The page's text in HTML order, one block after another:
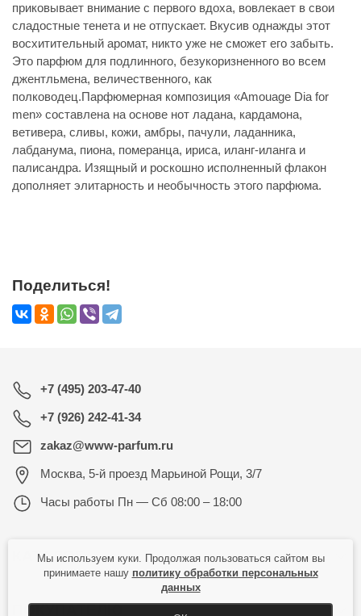
приковывает внимание с первого вдоха, вовлекает в свои
сладостные тенета и не отпускает. Вкусив однажды этот
восхитительный аромат, никто уже не сможет его забыть.
Это парфюм для подлинного, безукоризненного во всем
джентльмена, величественного, как
полководец.Парфюмерная композиция «Amouage Dia for
men» составлена на основе нот ладана, кардамона,
ветивера, сливы, кожи, амбры, пачули, ладанника,
лабданума, пиона, померанца, ириса, иланг-иланга и
палисандра. Изящный и роскошно исполненный флакон
дополняет элитарность и необычность этого парфюма.
Поделиться!
+7 (495) 203-47-40
+7 (926) 242-41-34
zakaz@www-parfum.ru
Москва, 5-й проезд Марьиной Рощи, 3/7
Часы работы Пн — Сб 08:00 – 18:00
КАТАЛОГ
ПОКУПАТЕЛЮ
Мы используем куки. Продолжая пользоваться сайтом вы
принимаете нашу политику обработки персональных
данных